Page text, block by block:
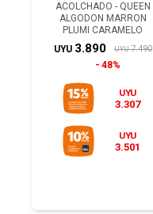
ACOLCHADO - QUEEN
ALGODON MARRON
PLUMI CARAMELO
UYU 3.890 UYU 7.490
48%
UYU
3.307
UYU
3.501